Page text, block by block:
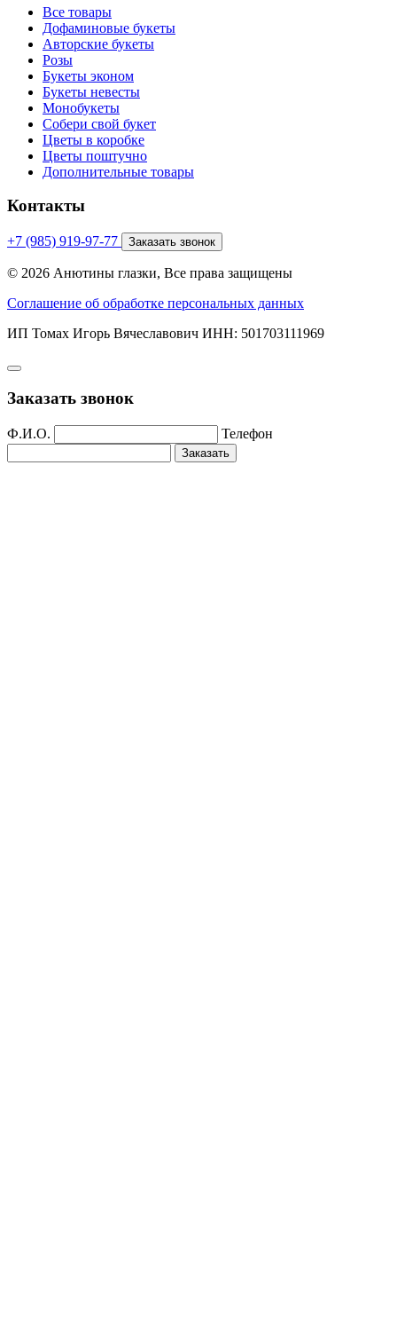
Все товары
Дофаминовые букеты
Авторские букеты
Розы
Букеты эконом
Букеты невесты
Монобукеты
Собери свой букет
Цветы в коробке
Цветы поштучно
Дополнительные товары
Контакты
+7 (985) 919-97-77 Заказать звонок
© 2026 Анютины глазки, Все права защищены
Соглашение об обработке персональных данных
ИП Томах Игорь Вячеславович ИНН: 501703111969
Заказать звонок
Ф.И.О. Телефон
Заказать